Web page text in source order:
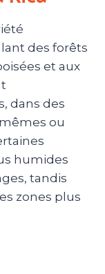
des forêts
et aux
dans des
ou
humides
tandis
zones plus